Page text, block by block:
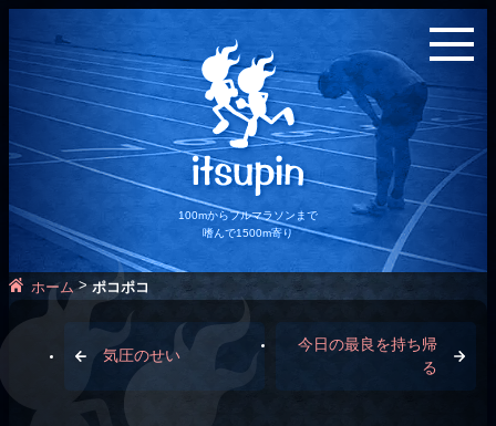
100mからフルマラソンまで
嗜んで1500m寄り
ホーム>ポコポコ
気圧のせい
今日の最良を持ち帰
る